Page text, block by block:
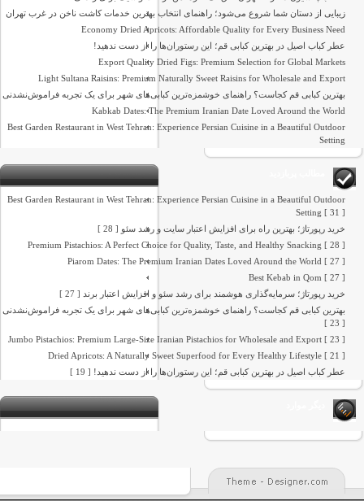
زیبایی از دستان شما شروع می‌شود؛ راهنمای انتخاب بهترین خدمات کاشت ناخن در غرب تهران
Economy Dried Apricots: Affordable Quality for Every Business Need
عطر کباب اصیل در بهترین کبابی قم؛ این رستوران‌ها را از دست ندهید!
Export Quality Dried Figs: Premium Selection for Global Markets
Light Sultana Raisins: Premium Naturally Sweet Raisins for Wholesale and Export
بهترین کبابی قم کجاست؟ راهنمای خوشمزه‌ترین کبابی‌های شهر برای یک تجربه فراموش‌نشدنی
Kabkab Dates: The Premium Iranian Date Loved Around the World
Best Garden Restaurant in West Tehran: Experience Persian Cuisine in a Beautiful Outdoor
Setting
Best Garden Restaurant in West Tehran: Experience Persian Cuisine in a Beautiful Outdoor
Setting [ 31 ]
خرید رپورتاژ؛ بهترین راه برای افزایش اعتبار سایت و رشد سئو [ 28 ]
Premium Pistachios: A Perfect Choice for Quality, Taste, and Healthy Snacking [ 28 ]
Piarom Dates: The Premium Iranian Dates Loved Around the World [ 27 ]
Best Kebab in Qom [ 27 ]
خرید رپورتاژ؛ سرمایه‌گذاری هوشمند برای رشد سئو و افزایش اعتبار برند [ 27 ]
بهترین کبابی قم کجاست؟ راهنمای خوشمزه‌ترین کبابی‌های شهر برای یک تجربه فراموش‌نشدنی
[ 23 ]
Jumbo Pistachios: Premium Large-Size Iranian Pistachios for Wholesale and Export [ 23 ]
Dried Apricots: A Naturally Sweet Superfood for Every Healthy Lifestyle [ 21 ]
عطر کباب اصیل در بهترین کبابی قم؛ این رستوران‌ها را از دست ندهید! [ 19 ]